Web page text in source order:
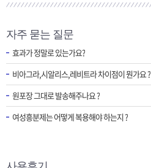
자주 묻는 질문
효과가 정말로 있는가요?
비아그라,시알리스,레비트라 차이점이 뭔가요 ?
원포장 그대로 발송해주나요 ?
여성흥분제는 어떻게 복용해야 하는지 ?